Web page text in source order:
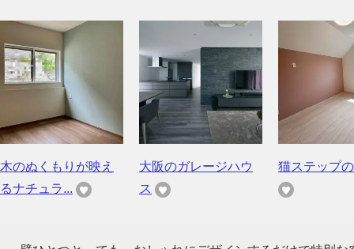
木のぬくもりが映え
るナチュラ...
大阪のガレージハウ
ス
猫ステップ